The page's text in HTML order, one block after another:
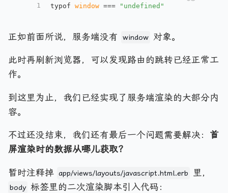
1 typof window === "undefined"
正如前面所说，服务端没有 window 对象。
此时再刷新浏览器，可以发现路由的跳转已经正常工
作。
到这里为止，我们已经实现了服务端渲染的大部分内
容。
不过还没结束，我们还有最后一个问题需要解决： 首
屏渲染时的数据从哪儿获取？
暂时注释掉 app/views/layouts/javascript.html.erb 里，
body 标签里的二次渲染脚本引入代码：